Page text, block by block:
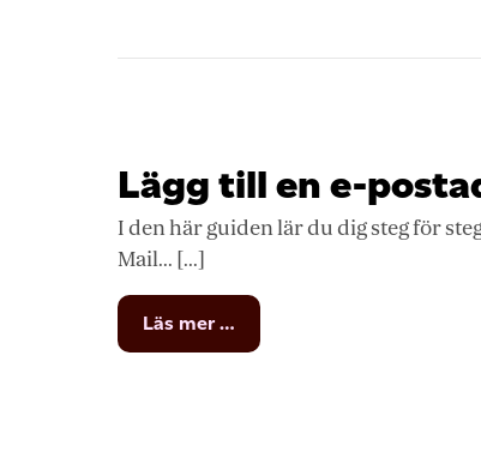
Lägg till en e-
I den här guiden lär du dig steg för
Mail... [...]
Läs mer …from
Lägg